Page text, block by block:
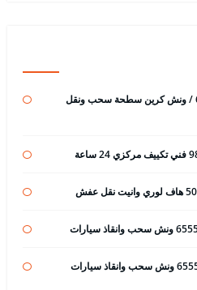
ونش ابو حليفة رقم / 65557275 / ونش كرين سطحة سحب ونقل